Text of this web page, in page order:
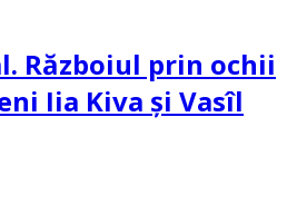
Războiul prin ochii
Iia Kiva și Vasîl